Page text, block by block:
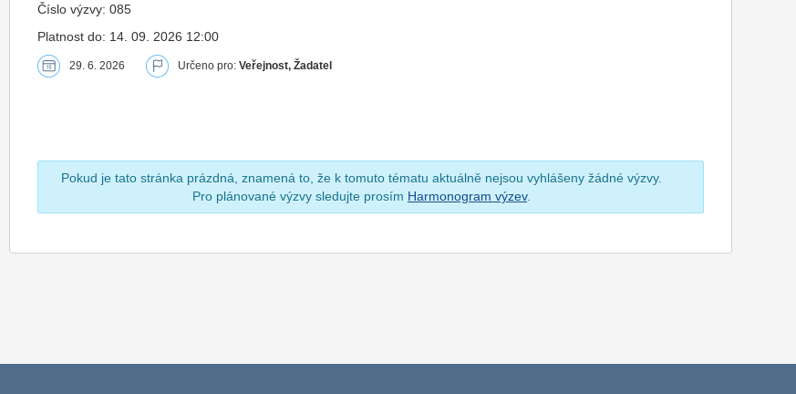
Číslo výzvy: 085
Platnost do: 14. 09. 2026 12:00
29. 6. 2026 Určeno pro:Veřejnost, Žadatel
Pokud je tato stránka prázdná, znamená to, že k tomuto tématu aktuálně nejsou vyhlášeny žádné výzvy.
Pro plánované výzvy sledujte prosím Harmonogram výzev.